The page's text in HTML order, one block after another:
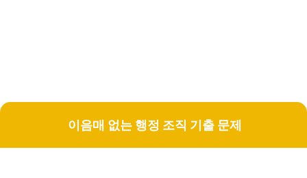
이음매 없는 행정 조직 기출 문제